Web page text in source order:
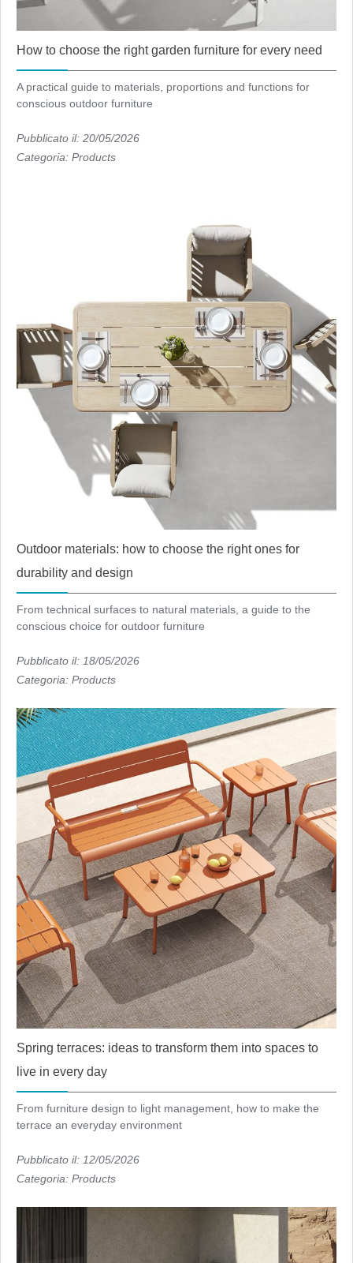
How to choose the right garden furniture for every need
A practical guide to materials, proportions and functions for
conscious outdoor furniture
Pubblicato il: 20/05/2026
Categoria: Products
Outdoor materials: how to choose the right ones for
durability and design
From technical surfaces to natural materials, a guide to the
conscious choice for outdoor furniture
Pubblicato il: 18/05/2026
Categoria: Products
Spring terraces: ideas to transform them into spaces to
live in every day
From furniture design to light management, how to make the
terrace an everyday environment
Pubblicato il: 12/05/2026
Categoria: Products